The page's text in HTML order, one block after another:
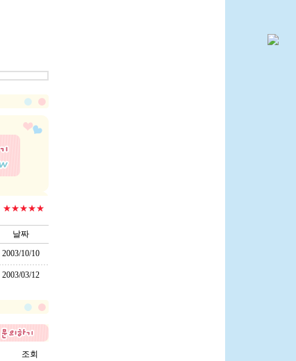
★★★★★
날짜
2003/10/10
2003/03/12
조회